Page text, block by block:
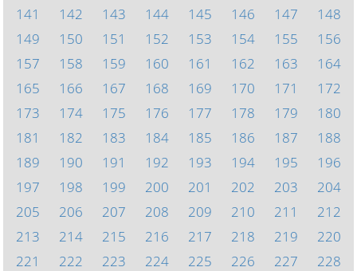
141
142 143 144 145 146 147
148
149
150 151 152 153 154 155
156
157
158 159 160 161 162 163
164
165
166 167 168 169 170 171
172
173
174 175 176 177 178 179
180
181
182 183 184 185 186 187
188
189
190 191 192 193 194 195
196
197
198 199 200 201 202 203
204
205
206 207 208 209 210 211
212
213
214 215 216 217 218 219
220
221
222 223 224 225 226 227
228